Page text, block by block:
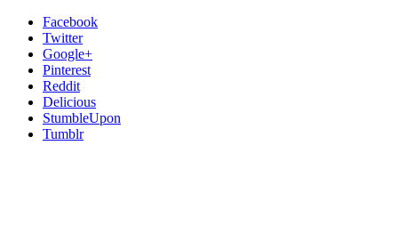
Facebook
Twitter
Google+
Pinterest
Reddit
Delicious
StumbleUpon
Tumblr